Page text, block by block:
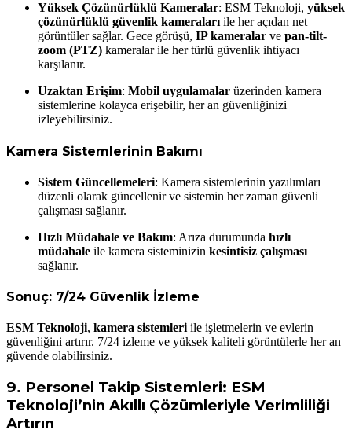
Yüksek Çözünürlüklü Kameralar: ESM Teknoloji, yüksek
çözünürlüklü güvenlik kameraları ile her açıdan net
görüntüler sağlar. Gece görüşü, IP kameralar ve pan-tilt-
zoom (PTZ) kameralar ile her türlü güvenlik ihtiyacı
karşılanır.
Uzaktan Erişim: Mobil uygulamalar üzerinden kamera
sistemlerine kolayca erişebilir, her an güvenliğinizi
izleyebilirsiniz.
Kamera Sistemlerinin Bakımı
Sistem Güncellemeleri: Kamera sistemlerinin yazılımları
düzenli olarak güncellenir ve sistemin her zaman güvenli
çalışması sağlanır.
Hızlı Müdahale ve Bakım: Arıza durumunda hızlı
müdahale ile kamera sisteminizin kesintisiz çalışması
sağlanır.
Sonuç: 7/24 Güvenlik İzleme
ESM Teknoloji, kamera sistemleriile işletmelerin ve evlerin
güvenliğini artırır. 7/24 izleme ve yüksek kaliteli görüntülerle her an
güvende olabilirsiniz.
9. Personel Takip Sistemleri: ESM
Teknoloji’nin Akıllı Çözümleriyle Verimliliği
Artırın